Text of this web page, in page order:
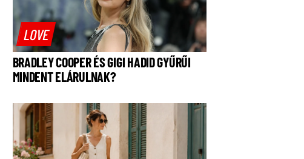
LOVE
BRADLEY COOPER ÉS GIGI HADID GYŰRŰI
MINDENT ELÁRULNAK?